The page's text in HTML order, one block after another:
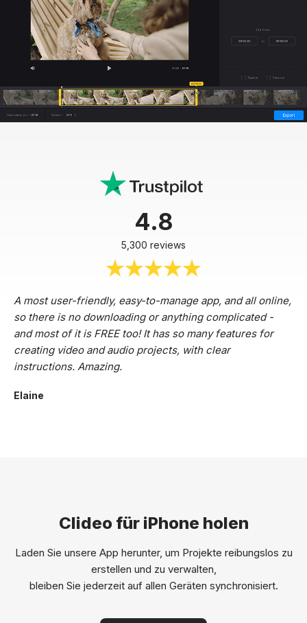
4.8
5,300 reviews
A most user-friendly, easy-to-manage app, and all online,
so there is no downloading or anything complicated -
and most of it is FREE too! It has so many features for
creating video and audio projects, with clear
instructions. Amazing.
Elaine
Clideo für iPhone holen
Laden Sie unsere App herunter, um Projekte reibungslos zu
erstellen und zu verwalten,
bleiben Sie jederzeit auf allen Geräten synchronisiert.